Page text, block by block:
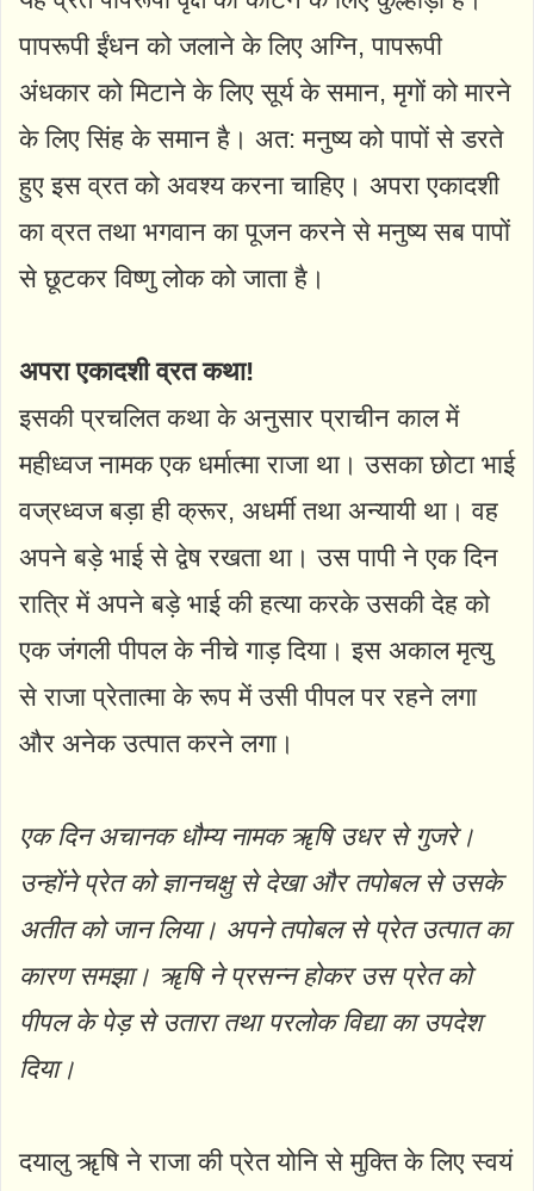
पापरूपी ईंधन को जलाने के लिए ‍अग्नि, पापरूपी
अंधकार को मिटाने के लिए सूर्य के समान, मृगों को मारने
के लिए सिंह के समान है। अत: मनुष्य को पापों से डरते
हुए इस व्रत को अवश्य करना चाहिए। अपरा एकादशी
का व्रत तथा भगवान का पूजन करने से मनुष्य सब पापों
से छूटकर विष्णु लोक को जाता है।
अपरा एकादशी व्रत कथा!
इसकी प्रचलित कथा के अनुसार प्राचीन काल में
महीध्वज नामक एक धर्मात्मा राजा था। उसका छोटा भाई
वज्रध्वज बड़ा ही क्रूर, अधर्मी तथा अन्यायी था। वह
अपने बड़े भाई से द्वेष रखता था। उस पापी ने एक दिन
रात्रि में अपने बड़े भाई की हत्या करके उसकी देह को
एक जंगली पीपल के नीचे गाड़ दिया। इस अकाल मृत्यु
से राजा प्रेतात्मा के रूप में उसी पीपल पर रहने लगा
और अनेक उत्पात करने लगा।
एक दिन अचानक धौम्य नामक ॠषि उधर से गुजरे।
उन्होंने प्रेत को ज्ञानचक्षु से देखा और तपोबल से उसके
अतीत को जान लिया। अपने तपोबल से प्रेत उत्पात का
कारण समझा। ॠषि ने प्रसन्न होकर उस प्रेत को
पीपल के पेड़ से उतारा तथा परलोक विद्या का उपदेश
दिया।
दयालु ॠषि ने राजा की प्रेत योनि से मुक्ति के लिए स्वयं